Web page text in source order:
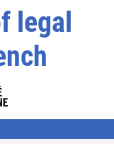
legal